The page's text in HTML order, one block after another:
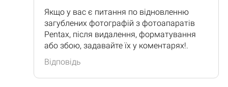
Якщо у вас є питання по відновленню
загублених фотографій з фотоапаратів
Pentax, після видалення, форматування
або збою, задавайте їх у коментарях!.
Відповідь